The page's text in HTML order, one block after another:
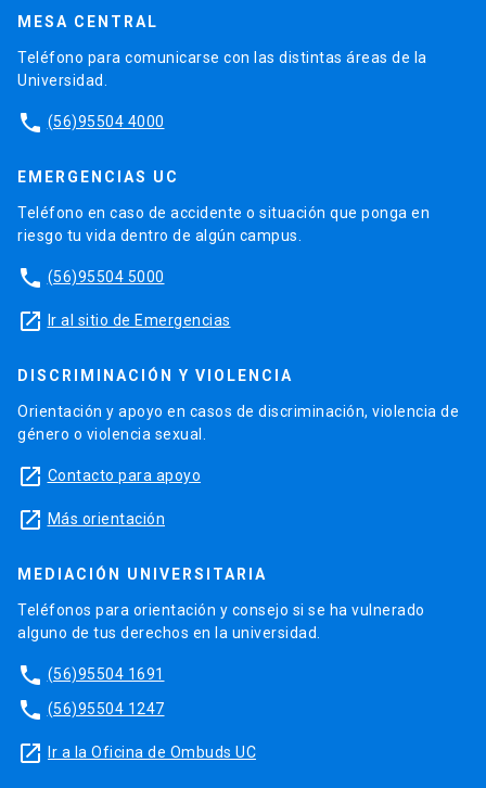
MESA CENTRAL
Teléfono para comunicarse con las distintas áreas de la
Universidad.
phone (56)95504 4000
EMERGENCIAS UC
Teléfono en caso de accidente o situación que ponga en
riesgo tu vida dentro de algún campus.
phone (56)95504 5000
launch Ir al sitio de Emergencias
DISCRIMINACIÓN Y VIOLENCIA
Orientación y apoyo en casos de discriminación, violencia de
género o violencia sexual.
launch Contacto para apoyo
launch Más orientación
MEDIACIÓN UNIVERSITARIA
Teléfonos para orientación y consejo si se ha vulnerado
alguno de tus derechos en la universidad.
phone (56)95504 1691
phone (56)95504 1247
launch Ir a la Oficina de Ombuds UC